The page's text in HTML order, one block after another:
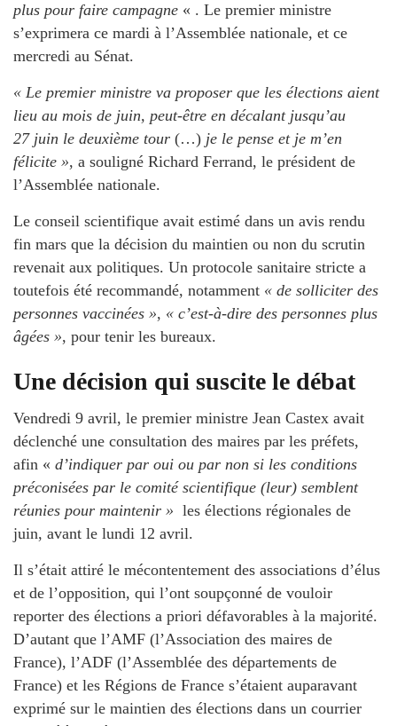
plus pour faire campagne « . Le premier ministre
s’exprimera ce mardi à l’Assemblée nationale, et ce
mercredi au Sénat.
« Le premier ministre va proposer que les élections aient
lieu au mois de juin, peut-être en décalant jusqu’au
27 juin le deuxième tour (…) je le pense et je m’en
félicite », a souligné Richard Ferrand, le président de
l’Assemblée nationale.
Le conseil scientifique avait estimé dans un avis rendu
fin mars que la décision du maintien ou non du scrutin
revenait aux politiques. Un protocole sanitaire stricte a
toutefois été recommandé, notamment « de solliciter des
personnes vaccinées », « c’est-à-dire des personnes plus
âgées », pour tenir les bureaux.
Une décision qui suscite le débat
Vendredi 9 avril, le premier ministre Jean Castex avait
déclenché une consultation des maires par les préfets,
afin « d’indiquer par oui ou par non si les conditions
préconisées par le comité scientifique (leur) semblent
réunies pour maintenir » les élections régionales de
juin, avant le lundi 12 avril.
Il s’était attiré le mécontentement des associations d’élus
et de l’opposition, qui l’ont soupçonné de vouloir
reporter des élections a priori défavorables à la majorité.
D’autant que l’AMF (l’Association des maires de
France), l’ADF (l’Assemblée des départements de
France) et les Régions de France s’étaient auparavant
exprimé sur le maintien des élections dans un courrier